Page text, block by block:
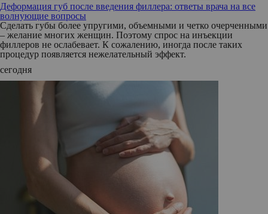
Деформация губ после введения филлера: ответы врача на все
волнующие вопросы
Сделать губы более упругими, объемными и четко очерченными
– желание многих женщин. Поэтому спрос на инъекции
филлеров не ослабевает. К сожалению, иногда после таких
процедур появляется нежелательный эффект.
сегодня